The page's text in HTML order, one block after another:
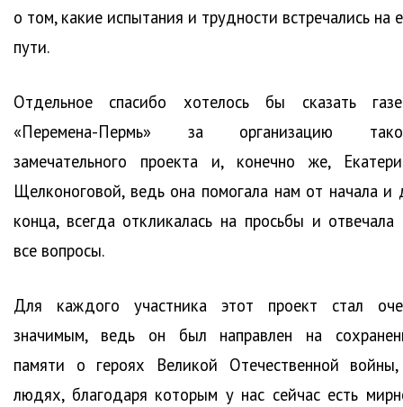
о том, какие испытания и трудности встречались на
пути.
Отдельное спасибо хотелось бы сказать
«Перемена-Пермь» за организацию
замечательного проекта и, конечно же,
Щелконоговой, ведь она помогала нам от начала и
конца, всегда откликалась на просьбы и отвечала
все вопросы.
Для каждого участника этот проект стал
значимым, ведь он был направлен на
памяти о героях Великой Отечественной
людях, благодаря которым у нас сейчас есть